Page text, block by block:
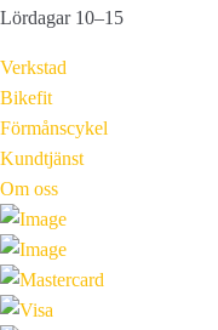
Lördagar 10–15
Verkstad
Bikefit
Förmånscykel
Kundtjänst
Om oss